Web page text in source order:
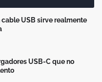
cable USB sirve realmente
USB-C que no